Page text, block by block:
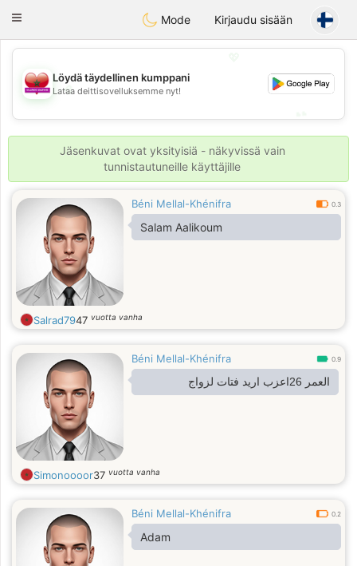
Maroc Dating
Toggle
Mode Kirjaudu sisään
💖
💕
Löydä täydellinen kumppani
Lataa deittisovelluksemme nyt!
Jäsenkuvat ovat yksityisiä - näkyvissä vain
tunnistautuneille käyttäjille
Béni Mellal-Khénifra 0.3
Salam Aalikoum
Salrad7947 vuotta vanha
Béni Mellal-Khénifra 0.9
العمر 26اعزب اريد فتات لزواج
Simonoooor37 vuotta vanha
Béni Mellal-Khénifra 0.2
Adam